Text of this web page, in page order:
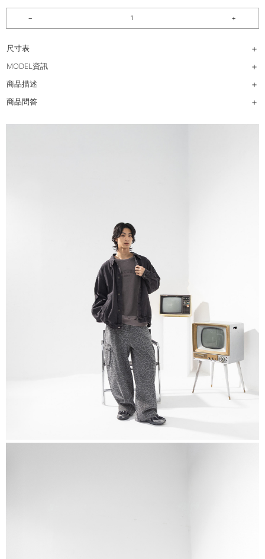
尺寸表
MODEL資訊
商品描述
商品問答